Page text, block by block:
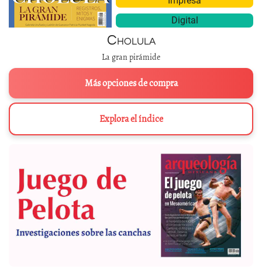
Digital
Cholula
La gran pirámide
Más opciones de compra
Explora el índice